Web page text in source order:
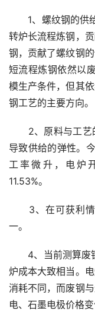
1、螺纹钢的供给
转炉长流程炼钢，
钢，贡献了螺纹钢
短流程炼钢依然以
模生产条件，但其
钢工艺的主要方向。
2、原料与工艺的
导致供给的弹性。
工率微升，电炉
11.53%。
3、在可获利情
一。
4、当前测算废
炉成本大致相当。
消耗不同，而废钢
电、石墨电极价格变